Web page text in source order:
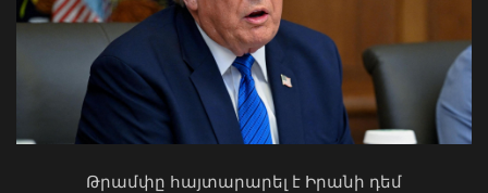
Ի՞նչ ուղերձ էր ոտքի չկանգնելը.
Աղաջանյանը` ընդդիմությանը
Թրամփը հայտարարել է Իրանի դեմ